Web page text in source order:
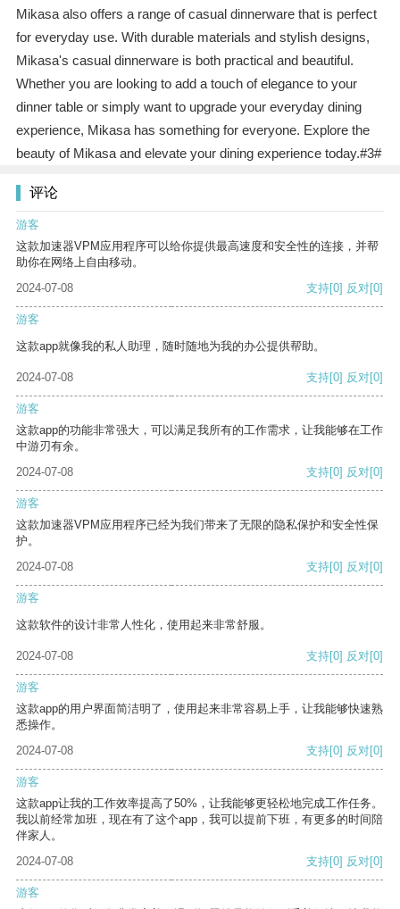
Mikasa also offers a range of casual dinnerware that is perfect
for everyday use. With durable materials and stylish designs,
Mikasa's casual dinnerware is both practical and beautiful.
Whether you are looking to add a touch of elegance to your
dinner table or simply want to upgrade your everyday dining
experience, Mikasa has something for everyone. Explore the
beauty of Mikasa and elevate your dining experience today.#3#
评论
游客
这款加速器VPM应用程序可以给你提供最高速度和安全性的连接，并帮
助你在网络上自由移动。
2024-07-08
支持[0] 反对[0]
游客
这款app就像我的私人助理，随时随地为我的办公提供帮助。
2024-07-08 支持[0] 反对[0]
游客
这款app的功能非常强大，可以满足我所有的工作需求，让我能够在工作
中游刃有余。
2024-07-08
支持[0] 反对[0]
游客
这款加速器VPM应用程序已经为我们带来了无限的隐私保护和安全性保
护。
2024-07-08
支持[0] 反对[0]
游客
这款软件的设计非常人性化，使用起来非常舒服。
2024-07-08 支持[0] 反对[0]
游客
这款app的用户界面简洁明了，使用起来非常容易上手，让我能够快速熟
悉操作。
2024-07-08
支持[0] 反对[0]
游客
这款app让我的工作效率提高了50%，让我能够更轻松地完成工作任务。
我以前经常加班，现在有了这个app，我可以提前下班，有更多的时间陪
伴家人。
2024-07-08
支持[0] 反对[0]
游客